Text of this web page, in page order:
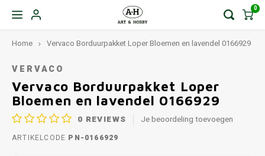
0
Home Vervaco Borduurpakket Loper Bloemen en lavendel 0166929
VERVACO
Vervaco Borduurpakket Loper
Bloemen en lavendel 0166929
0 REVIEWS Je beoordeling toevoegen
ARTIKELCODE PN-0166929